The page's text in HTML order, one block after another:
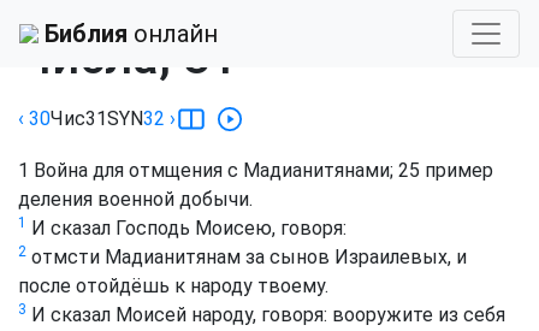
Библия онлайн
Числа, 31
‹ 30Чис31SYN32 ›
1 Война для отмщения с Мадианитянами; 25 пример
деления военной добычи.
1 И сказал Господь Моисею, говоря:
2 отмсти Мадианитянам за сынов Израилевых, и
после отойдёшь к народу твоему.
3 И сказал Моисей народу, говоря: вооружите из себя